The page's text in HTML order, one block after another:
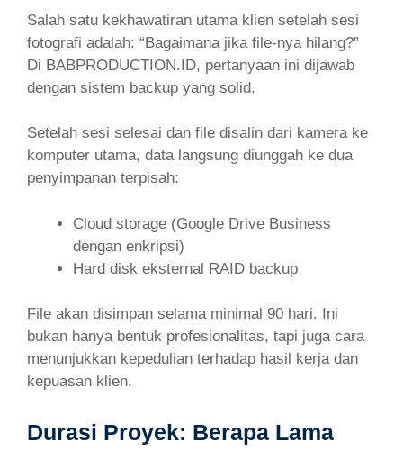
Salah satu kekhawatiran utama klien setelah sesi
fotografi adalah: “Bagaimana jika file-nya hilang?”
Di BABPRODUCTION.ID, pertanyaan ini dijawab
dengan sistem backup yang solid.
Setelah sesi selesai dan file disalin dari kamera ke
komputer utama, data langsung diunggah ke dua
penyimpanan terpisah:
Cloud storage (Google Drive Business
dengan enkripsi)
Hard disk eksternal RAID backup
File akan disimpan selama minimal 90 hari. Ini
bukan hanya bentuk profesionalitas, tapi juga cara
menunjukkan kepedulian terhadap hasil kerja dan
kepuasan klien.
Durasi Proyek: Berapa Lama